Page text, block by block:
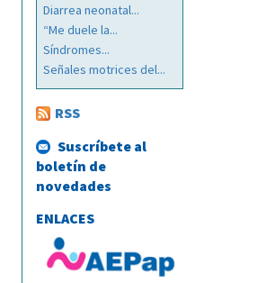
Diarrea neonatal...
“Me duele la...
Síndromes...
Señales motrices del...
RSS
Suscríbete al
boletín de
novedades
ENLACES